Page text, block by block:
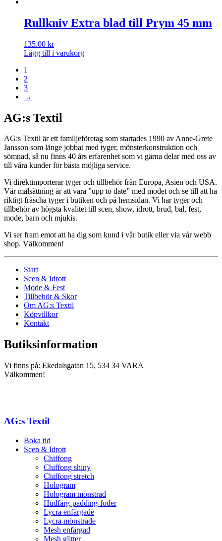
Rullkniv Extra blad till Prym 45 mm
135.00 kr
Lägg till i varukorg
1
2
3
→
AG:s Textil
AG:s Textil är ett familjeföretag som startades 1990 av Anne-Grete
Jansson som länge jobbat med tyger, mönsterkonstruktion och
sömnad, så nu finns 40 års erfarenhet som vi gärna delar med oss av
till våra kunder för bästa möjliga service.
Vi direktimporterar tyger och tillbehör från Europa, Asien och USA.
Vår målsättning är att vara ”upp to date” med modet och se till att ha
riktigt fräscha tyger i butiken och på hemsidan. Vi har tyger och
tillbehör av högsta kvalitet till scen, show, idrott, brud, bal, fest,
mode, barn och mjukis.
Vi ser fram emot att ha dig som kund i vår butik eller via vår webb
shop. Välkommen!
Start
Scen & Idrott
Mode & Fest
Tillbehör & Skor
Om AG:s Textil
Köpvillkor
Kontakt
Butiksinformation
Vi finns på: Ekedalsgatan 15, 534 34 VARA
Välkommen!
AG:s Textil
Boka tid
Scen & Idrott
Chiffong
Chiffong shiny
Chiffong stretch
Hologram
Hologram mönstrad
Hudfärg-padding-foder
Lycra enfärgade
Lycra mönstrade
Mesh enfärgad
Mesh glitter